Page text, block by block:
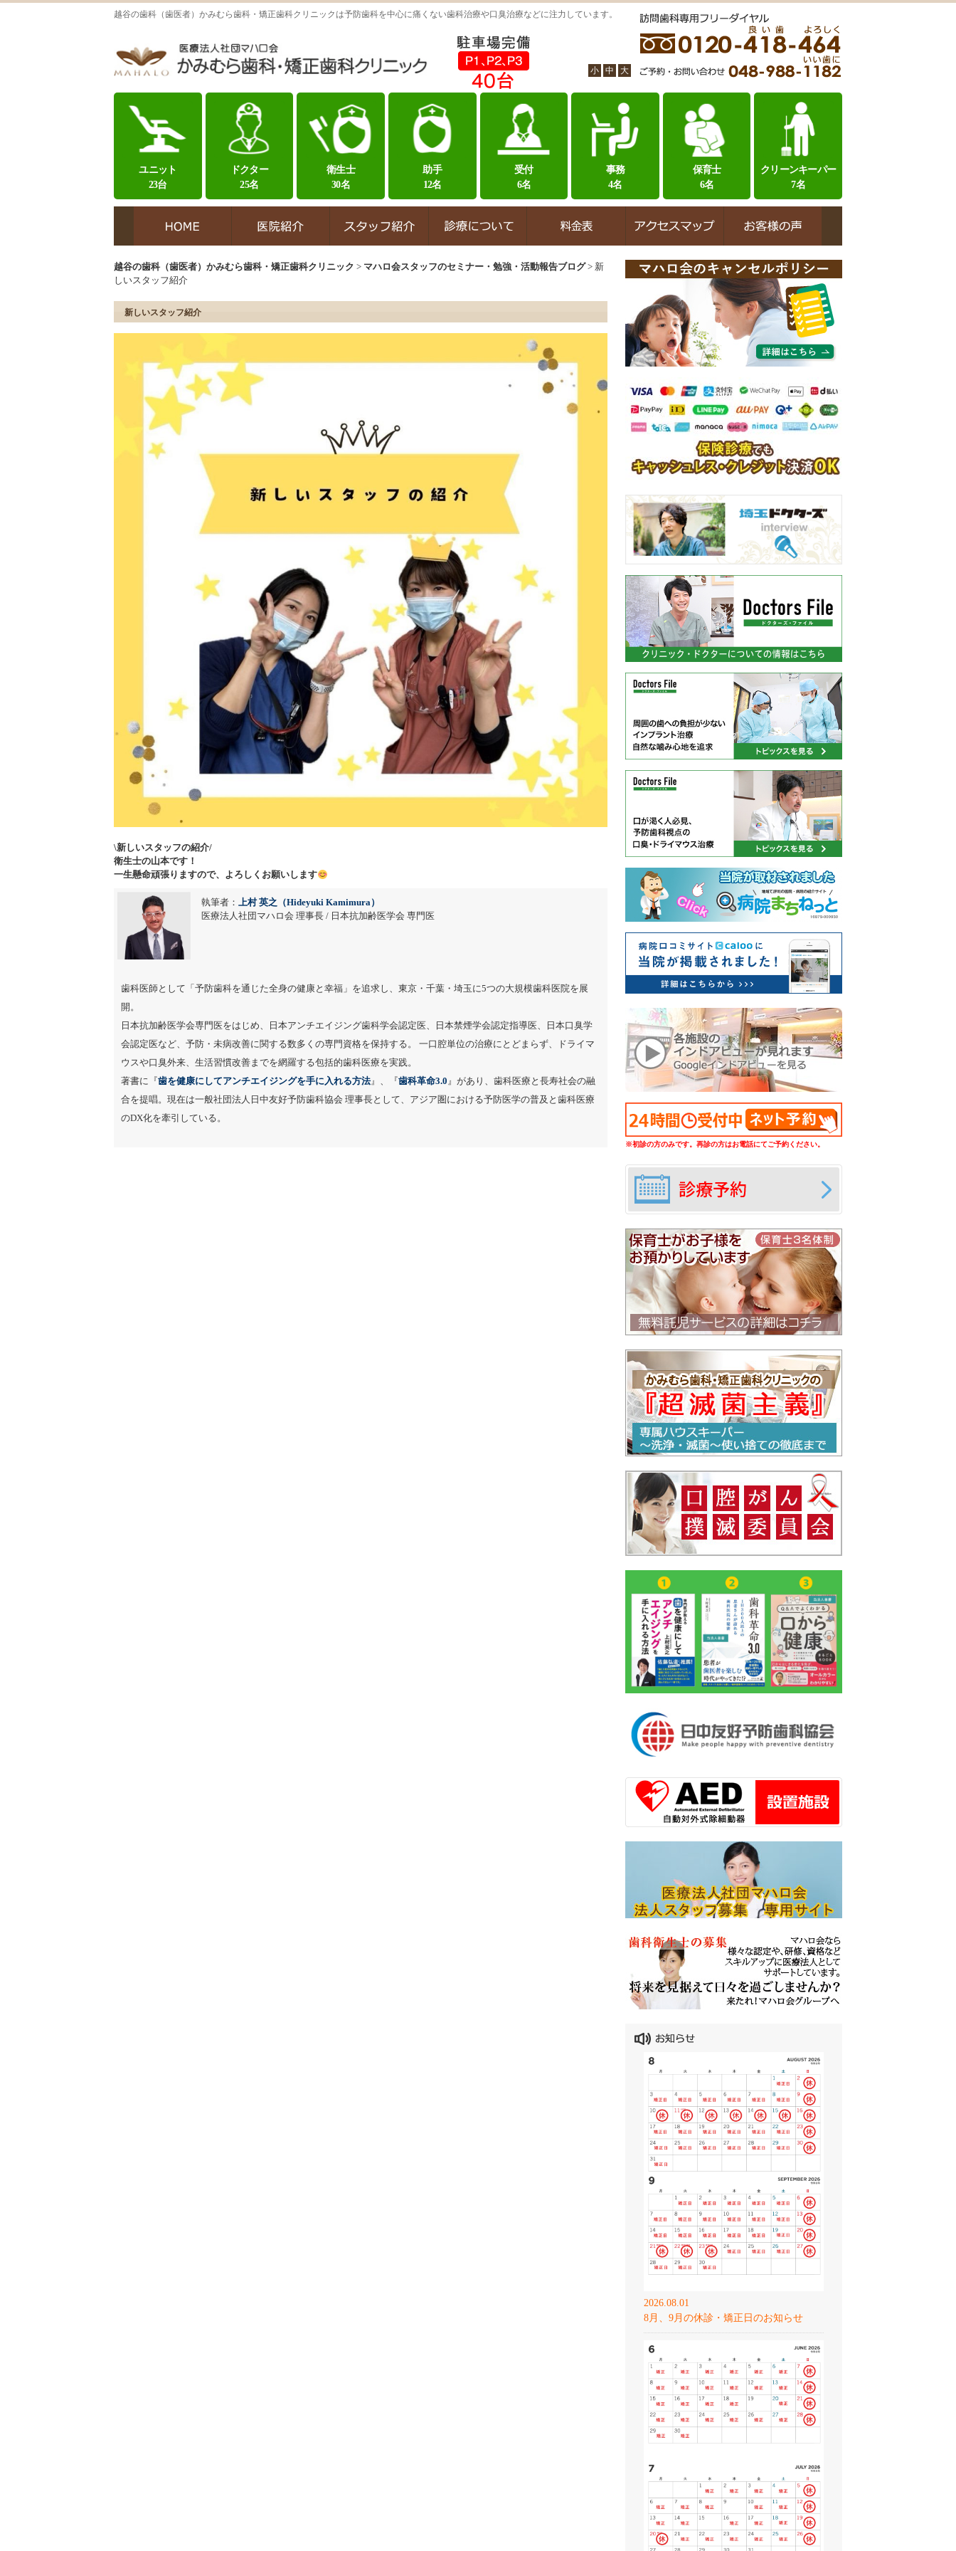
越谷の歯科（歯医者）かみむら歯科・矯正歯科クリニックは予防歯科を中心に痛くない歯科治療や口臭治療などに注力しています。
小 中 大
ユニット
23台
ドクター
25名
衛生士
30名
助手
12名
受付
6名
事務
4名
保育士
6名
クリーンキーパー
7名
越谷の歯科（歯医者）かみむら歯科・矯正歯科クリニック > マハロ会スタッフのセミナー・勉強・活動報告ブログ> 新
しいスタッフ紹介
新しいスタッフ紹介
\新しいスタッフの紹介/
衛生士の山本です！
一生懸命頑張りますので、よろしくお願いします
執筆者： 上村 英之（Hideyuki Kamimura）
医療法人社団マハロ会 理事長 / 日本抗加齢医学会 専門医
歯科医師として「予防歯科を通じた全身の健康と幸福」を追求し、東京・千葉・埼玉に5つの大規模歯科医院を展
開。
日本抗加齢医学会専門医をはじめ、日本アンチエイジング歯科学会認定医、日本禁煙学会認定指導医、日本口臭学
会認定医など、予防・未病改善に関する数多くの専門資格を保持する。 一口腔単位の治療にとどまらず、ドライマ
ウスや口臭外来、生活習慣改善までを網羅する包括的歯科医療を実践。
著書に『歯を健康にしてアンチエイジングを手に入れる方法』、『歯科革命3.0 』があり、歯科医療と長寿社会の融
合を提唱。現在は一般社団法人日中友好予防歯科協会 理事長として、アジア圏における予防医学の普及と歯科医療
のDX化を牽引している。
※初診の方のみです。再診の方はお電話にてご予約ください。
2026.08.01
8月、9月の休診・矯正日のお知らせ